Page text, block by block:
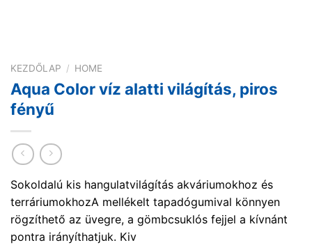
KEZDŐLAP / HOME
Aqua Color víz alatti világítás, piros
fényű
Sokoldalú kis hangulatvilágítás akváriumokhoz és
terráriumokhozA mellékelt tapadógumival könnyen
rögzíthető az üvegre, a gömbcsuklós fejjel a kívnánt
pontra irányíthatjuk. Kiv